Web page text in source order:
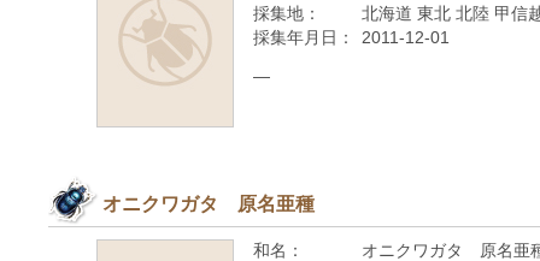
採集地：
北海道 東北 北陸 甲信
採集年月日：
2011-12-01
—
オニクワガタ 原名亜種
和名：
オニクワガタ 原名亜